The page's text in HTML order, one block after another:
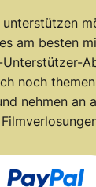
unterstützen
am besten
noch
nehmen an